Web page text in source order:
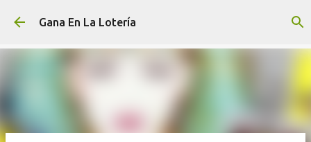
Ir al contenido principal
Gana En La Lotería